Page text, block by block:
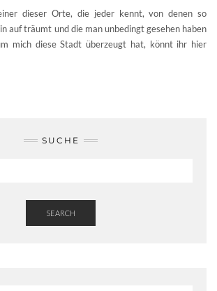
dieser Orte, die jeder kennt, von denen so
auf träumt und die man unbedingt gesehen haben
mich diese Stadt überzeugt hat, könnt ihr hier
SUCHE
SEARCH